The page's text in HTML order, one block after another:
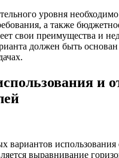
уровня
а также
свои преимущества и
должен быть
и
вариантов использования
выравнивание